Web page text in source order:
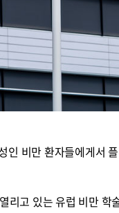
인 비만 환자들에게서
고 있는 유럽 비만 학